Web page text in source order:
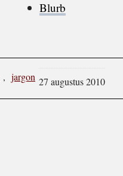
Blurb
, jargon 27 augustus 2010